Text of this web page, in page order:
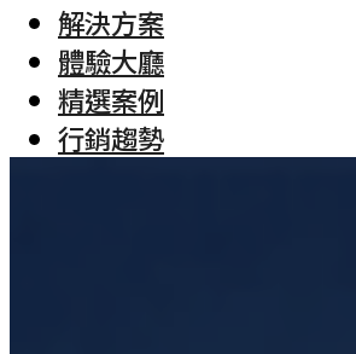
解決方案
體驗大廳
精選案例
行銷趨勢